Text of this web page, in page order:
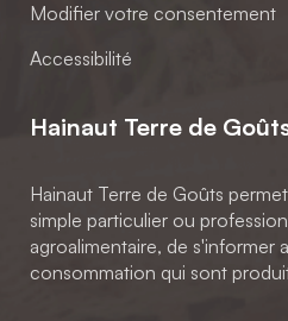
Modifier votre consentement
Accessibilité
Hainaut Terre de
Hainaut Terre de Goûts
simple particulier ou
agroalimentaire, de s'informer
consommation qui sont